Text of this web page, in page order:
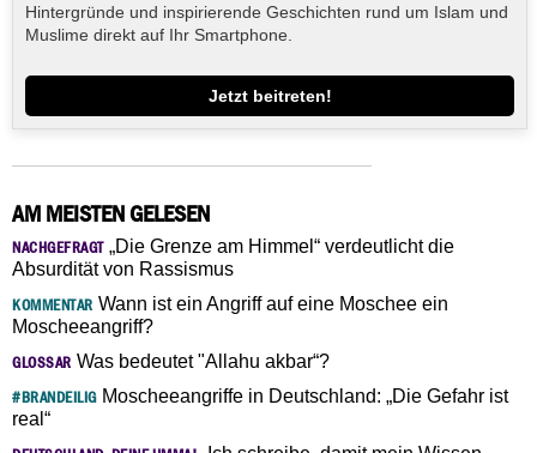
Hintergründe und inspirierende Geschichten rund um Islam und
Muslime direkt auf Ihr Smartphone.
Jetzt beitreten!
AM MEISTEN GELESEN
NACHGEFRAGT„Die Grenze am Himmel“ verdeutlicht die
Absurdität von Rassismus
KOMMENTAR Wann ist ein Angriff auf eine Moschee ein
Moscheeangriff?
GLOSSAR Was bedeutet "Allahu akbar“?
#BRANDEILIGMoscheeangriffe in Deutschland: „Die Gefahr ist
real“